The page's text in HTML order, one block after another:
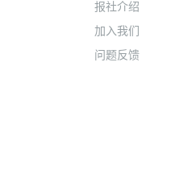
报社介绍
加入我们
问题反馈